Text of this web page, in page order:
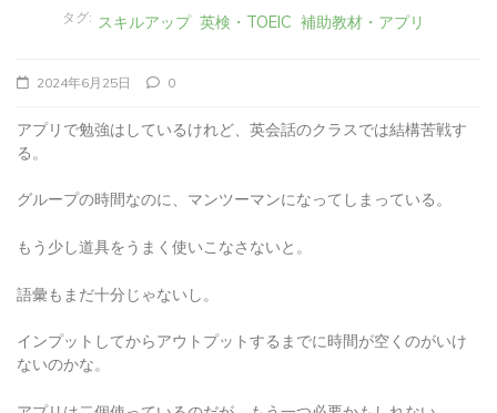
スキルアップ 英検・TOEIC 補助教材・アプリ
アプリで勉強はしているけれど、英会話のクラスでは結構苦戦す
る。
グループの時間なのに、マンツーマンになってしまっている。
もう少し道具をうまく使いこなさないと。
語彙もまだ十分じゃないし。
インプットしてからアウトプットするまでに時間が空くのがいけ
ないのかな。
アプリは二個使っているのだが、もう一つ必要かもしれない。